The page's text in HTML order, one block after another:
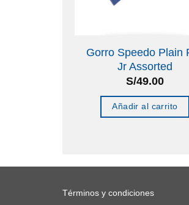
Gorro Speedo Plain
Jr Assorted
S/49.00
Añadir al carrito
Términos y condiciones